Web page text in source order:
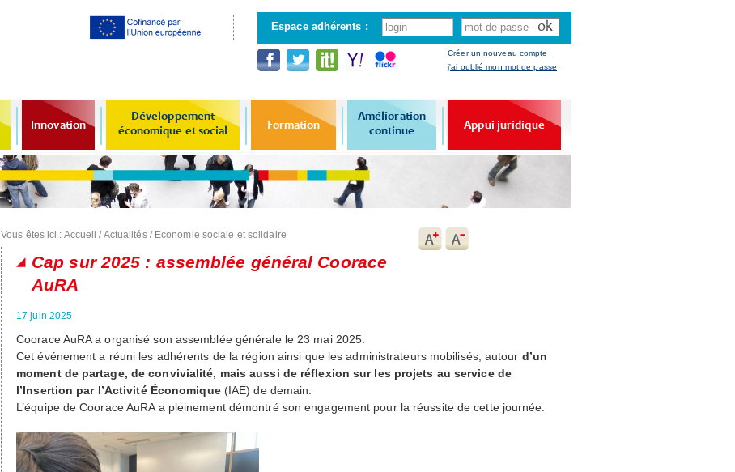
contenu
principal
Espace adhérents :
Créer un nouveau compte
j'ai oublié mon mot de passe
Innovation
Développement
économique et social
Formation
Amélioration
continue
Appui juridique
Vous êtes ici : Accueil /Actualités/ Economie sociale et solidaire
Cap sur 2025 : assemblée général Coorace
AuRA
17 juin 2025
Coorace AuRA a organisé son assemblée générale le 23 mai 2025.
Cet événement a réuni les adhérents de la région ainsi que les administrateurs mobilisés, autour d’un
moment de partage, de convivialité, mais aussi de réflexion sur les projets au service de
l’Insertion par l’Activité Économique(IAE) de demain.
L’équipe de Coorace AuRA a pleinement démontré son engagement pour la réussite de cette journée.